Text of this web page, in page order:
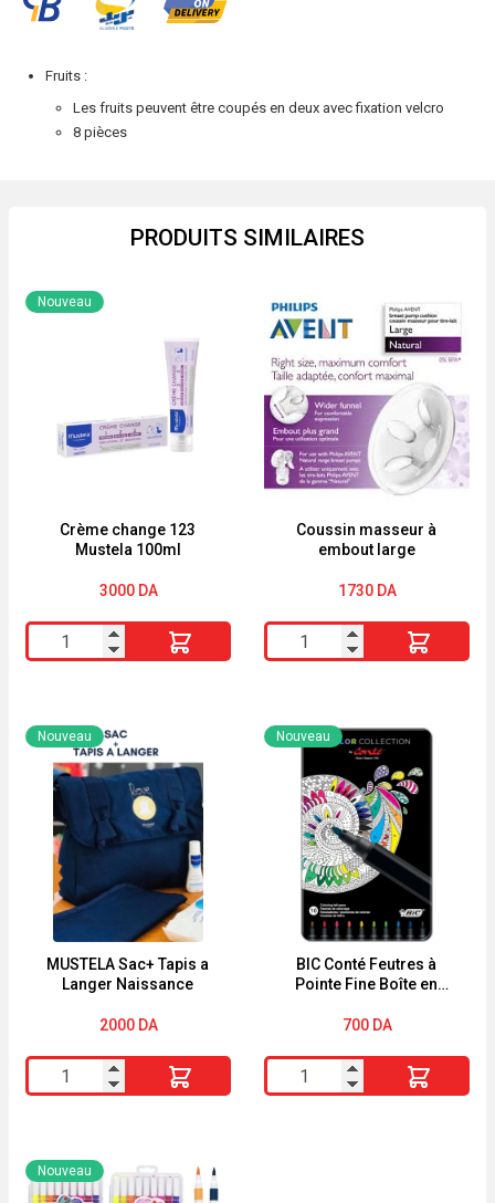
JUNIOR
Fruits :
Les fruits peuvent être coupés en deux avec fixation velcro
8 pièces
PRODUITS SIMILAIRES
Crème change 123
Mustela 100ml
Nouveau
3000 DA
quantité
de
change
123
Mustela
100ml
Coussin masseur à
embout large
1730 DA
quantité
de
masseur
à
embout
MUSTELA Sac+ Tapis a
Langer Naissance
Nouveau
2000 DA
quantité
de
Sac+
Tapis
BIC Conté Feutres à
Pointe Fine Boîte en
Nouveau
700 DA
quantité
de
Nouveau